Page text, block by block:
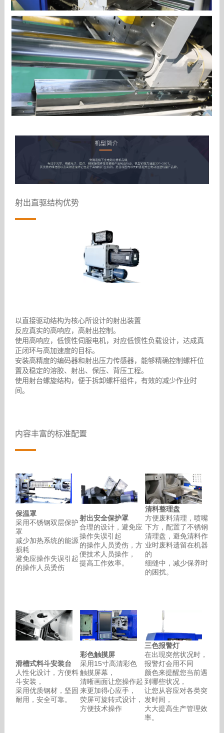
射出直驱结构优势
以直接驱动结构为核心所设计的射出装置
反应真实的高响应，高射出控制。
使用高响应，低惯性伺服电机，对应低惯性负载设计，达成真
正闭环与高加速度的目标。
安装高精度的编码器和射出压力传感器，能够精确控制螺杆位
置及稳定的溶胶、射出、保压、背压工程。
使用射台螺旋结构，便于拆卸螺杆组件，有效的减少作业时
间。
内容丰富的标准配置
保温罩
采用不锈钢双层保护
罩
减少加热系统的能源
损耗
避免应操作失误引起
的操作人员烫伤
射出安全保护罩
合理的设计，避免应
操作失误引起
的操作人员烫伤，方
便技术人员操作，
提高工作效率。
清料整理盘
方便废料清理，喷嘴
下方，配置了不锈钢
清理盘，避免清料作
业时废料遗留在机器
的
细缝中，减少保养时
的困扰。
滑槽式料斗安装台
人性化设计，方便料
斗安装，
采用优质钢材，坚固
耐用，安全可靠。
彩色触摸屏
采用15寸高清彩色
触摸屏幕，
清晰画面让您操作起
来更加得心应手，
荧屏可旋转式设计，
方便技术操作
三色报警灯
在出现突然状况时，
报警灯会用不同
颜色来提醒您当前遇
到哪些状况，
让您从容应对各类突
发时间，
大大提高生产管理效
率。